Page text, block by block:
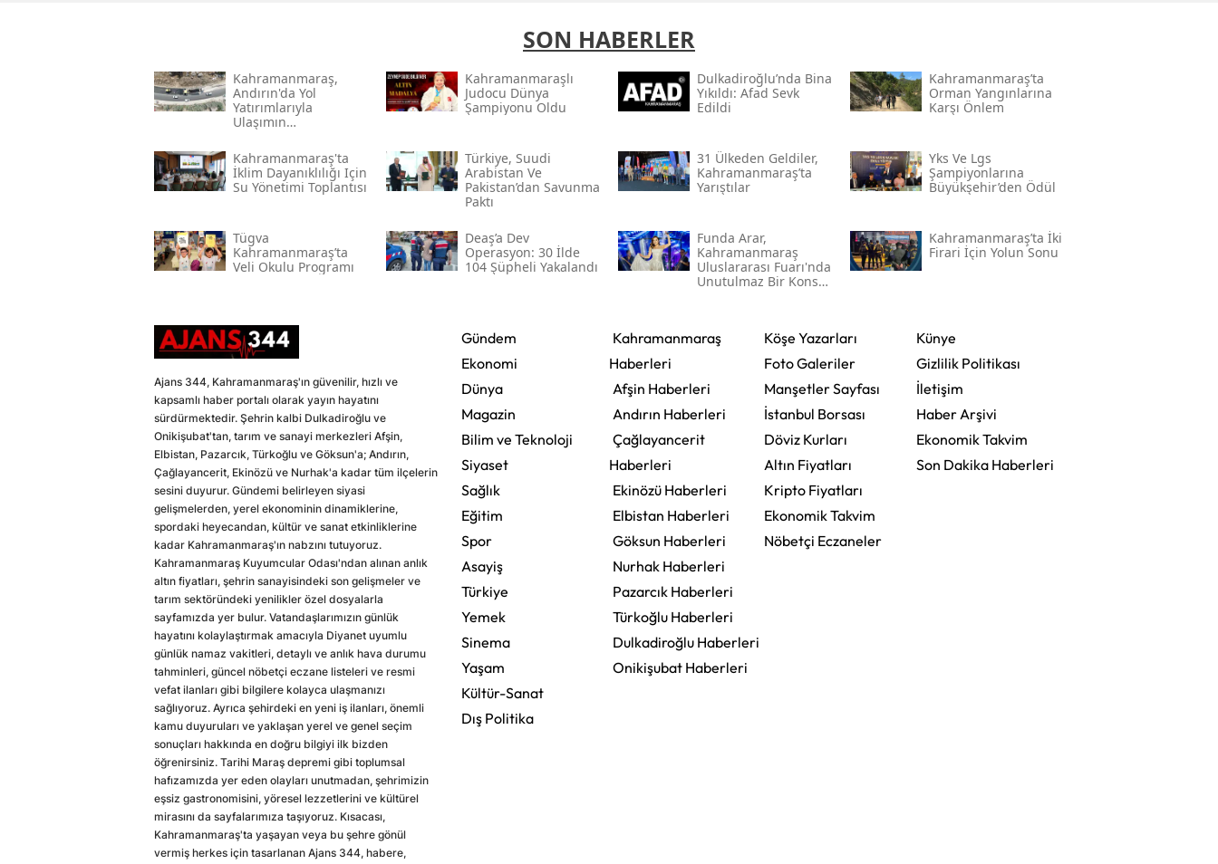
SON HABERLER
Kahramanmaraş,
Andırın'da Yol
Yatırımlarıyla
Ulaşımın
Yükseltiyor
Kahramanmaraşlı
Judocu Dünya
Şampiyonu Oldu
Dulkadiroğlu’nda Bina
Yıkıldı: Afad Sevk
Edildi
Kahramanmaraş’ta
Orman Yangınlarına
Karşı Önlem
Kahramanmaraş'ta
İklim Dayanıklılığı Için
Su Yönetimi Toplantısı
Türkiye, Suudi
Arabistan Ve
Pakistan’dan Savunma
Paktı
31 Ülkeden Geldiler,
Kahramanmaraş’ta
Yarıştılar
Yks Ve Lgs
Şampiyonlarına
Büyükşehir’den Ödül
Tügva
Kahramanmaraş’ta
Veli Okulu Programı
Deaş’a Dev
Operasyon: 30 İlde
104 Şüpheli Yakalandı
Funda Arar,
Kahramanmaraş
Uluslararası Fuarı'nda
Unutulmaz Bir Konser
Kahramanmaraş’ta İki
Firari İçin Yolun Sonu
Ajans 344, Kahramanmaraş'ın güvenilir, hızlı ve
kapsamlı haber portalı olarak yayın hayatını
sürdürmektedir. Şehrin kalbi Dulkadiroğlu ve
Onikişubat'tan, tarım ve sanayi merkezleri Afşin,
Elbistan, Pazarcık, Türkoğlu ve Göksun'a; Andırın,
Çağlayancerit, Ekinözü ve Nurhak'a kadar tüm ilçelerin
sesini duyurur. Gündemi belirleyen siyasi
gelişmelerden, yerel ekonominin dinamiklerine,
spordaki heyecandan, kültür ve sanat etkinliklerine
kadar Kahramanmaraş'ın nabzını tutuyoruz.
Kahramanmaraş Kuyumcular Odası'ndan alınan anlık
altın fiyatları, şehrin sanayisindeki son gelişmeler ve
tarım sektöründeki yenilikler özel dosyalarla
sayfamızda yer bulur. Vatandaşlarımızın günlük
hayatını kolaylaştırmak amacıyla Diyanet uyumlu
günlük namaz vakitleri, detaylı ve anlık hava durumu
tahminleri, güncel nöbetçi eczane listeleri ve resmi
vefat ilanları gibi bilgilere kolayca ulaşmanızı
sağlıyoruz. Ayrıca şehirdeki en yeni iş ilanları, önemli
kamu duyuruları ve yaklaşan yerel ve genel seçim
sonuçları hakkında en doğru bilgiyi ilk bizden
öğrenirsiniz. Tarihi Maraş depremi gibi toplumsal
hafızamızda yer eden olayları unutmadan, şehrimizin
eşsiz gastronomisini, yöresel lezzetlerini ve kültürel
mirasını da sayfalarımıza taşıyoruz. Kısacası,
Kahramanmaraş'ta yaşayan veya bu şehre gönül
vermiş herkes için tasarlanan Ajans 344, habere,
Gündem
Ekonomi
Dünya
Magazin
Bilim ve Teknoloji
Siyaset
Sağlık
Eğitim
Spor
Asayiş
Türkiye
Yemek
Sinema
Yaşam
Kültür-Sanat
Dış Politika
Kahramanmaraş
Haberleri
Afşin Haberleri
Andırın Haberleri
Çağlayancerit
Haberleri
Ekinözü Haberleri
Elbistan Haberleri
Göksun Haberleri
Nurhak Haberleri
Pazarcık Haberleri
Türkoğlu Haberleri
Dulkadiroğlu Haberleri
Onikişubat Haberleri
Köşe Yazarları
Foto Galeriler
Manşetler Sayfası
İstanbul Borsası
Döviz Kurları
Altın Fiyatları
Kripto Fiyatları
Ekonomik Takvim
Nöbetçi Eczaneler
Künye
Gizlilik Politikası
İletişim
Haber Arşivi
Ekonomik Takvim
Son Dakika Haberleri